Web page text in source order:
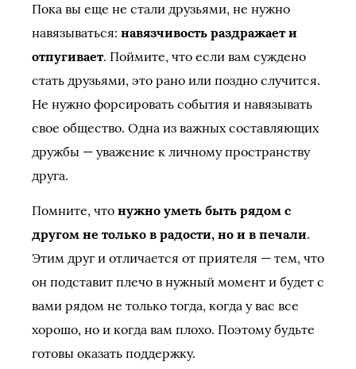
Пока вы еще не стали друзьями, не нужно
навязываться: навязчивость раздражает и
отпугивает. Поймите, что если вам суждено
стать друзьями, это рано или поздно случится.
Не нужно форсировать события и навязывать
свое общество. Одна из важных составляющих
дружбы — уважение к личному пространству
друга.
Помните, что нужно уметь быть рядом с
другом не только в радости, но и в печали.
Этим друг и отличается от приятеля — тем, что
он подставит плечо в нужный момент и будет с
вами рядом не только тогда, когда у вас все
хорошо, но и когда вам плохо. Поэтому будьте
готовы оказать поддержку.